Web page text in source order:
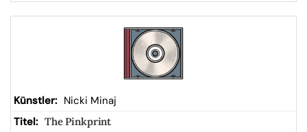
Nicki Minaj
The Pinkprint